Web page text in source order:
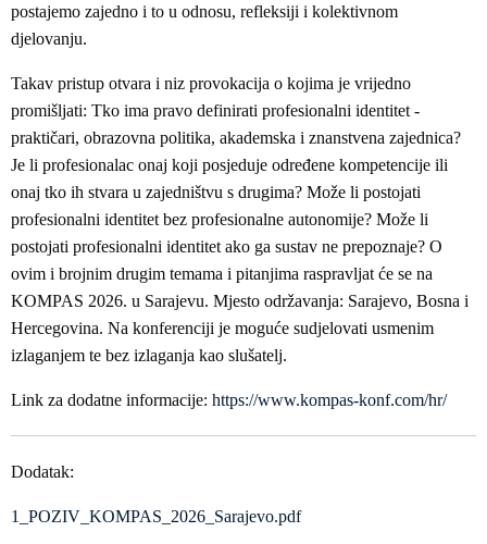
postajemo zajedno i to u odnosu, refleksiji i kolektivnom
djelovanju.
Takav pristup otvara i niz provokacija o kojima je vrijedno
promišljati: Tko ima pravo definirati profesionalni identitet -
praktičari, obrazovna politika, akademska i znanstvena zajednica?
Je li profesionalac onaj koji posjeduje određene kompetencije ili
onaj tko ih stvara u zajedništvu s drugima? Može li postojati
profesionalni identitet bez profesionalne autonomije? Može li
postojati profesionalni identitet ako ga sustav ne prepoznaje? O
ovim i brojnim drugim temama i pitanjima raspravljat će se na
KOMPAS 2026. u Sarajevu. Mjesto održavanja: Sarajevo, Bosna i
Hercegovina. Na konferenciji je moguće sudjelovati usmenim
izlaganjem te bez izlaganja kao slušatelj.
Link za dodatne informacije: https://www.kompas-konf.com/hr/
Dodatak:
1_POZIV_KOMPAS_2026_Sarajevo.pdf